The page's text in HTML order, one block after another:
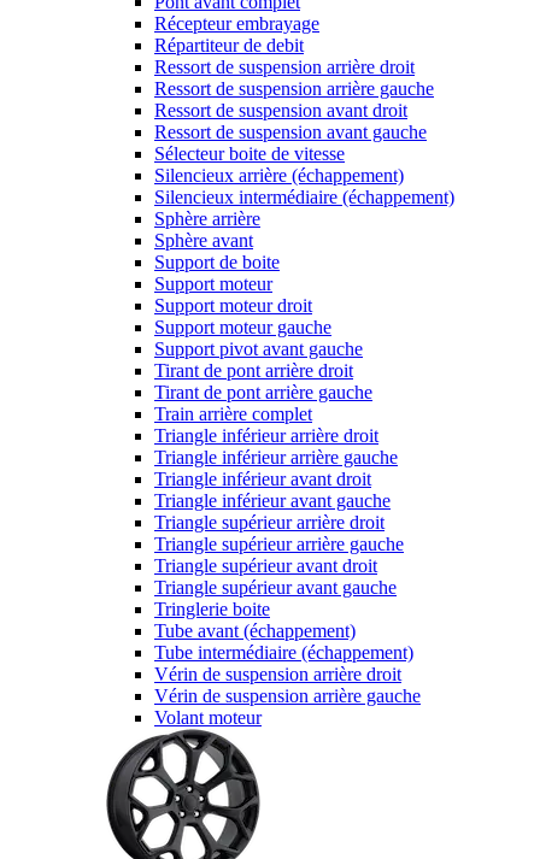
Récepteur embrayage
Répartiteur de debit
Ressort de suspension arrière droit
Ressort de suspension arrière gauche
Ressort de suspension avant droit
Ressort de suspension avant gauche
Sélecteur boite de vitesse
Silencieux arrière (échappement)
Silencieux intermédiaire (échappement)
Sphère arrière
Sphère avant
Support de boite
Support moteur
Support moteur droit
Support moteur gauche
Support pivot avant gauche
Tirant de pont arrière droit
Tirant de pont arrière gauche
Train arrière complet
Triangle inférieur arrière droit
Triangle inférieur arrière gauche
Triangle inférieur avant droit
Triangle inférieur avant gauche
Triangle supérieur arrière droit
Triangle supérieur arrière gauche
Triangle supérieur avant droit
Triangle supérieur avant gauche
Tringlerie boite
Tube avant (échappement)
Tube intermédiaire (échappement)
Vérin de suspension arrière droit
Vérin de suspension arrière gauche
Volant moteur